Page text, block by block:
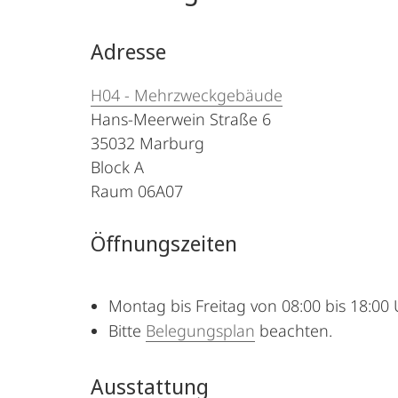
Adresse
H04 - Mehrzweckgebäude
Hans-Meerwein Straße 6
35032 Marburg
Block A
Raum 06A07
Öffnungszeiten
Montag bis Freitag von 08:00 bis 18:00
Bitte Belegungsplan beachten.
Ausstattung